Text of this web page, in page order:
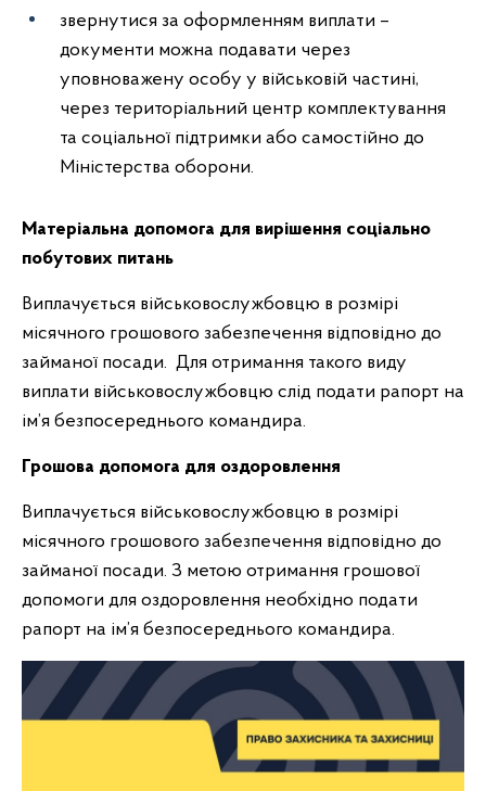
звернутися за оформленням виплати –
документи можна подавати через
уповноважену особу у військовій частині,
через територіальний центр комплектування
та соціальної підтримки або самостійно до
Міністерства оборони.
Матеріальна допомога для вирішення соціально
побутових питань
Виплачується військовослужбовцю в розмірі
місячного грошового забезпечення відповідно до
займаної посади. Для отримання такого виду
виплати військовослужбовцю слід подати рапорт на
ім’я безпосереднього командира.
Грошова допомога для оздоровлення
Виплачується військовослужбовцю в розмірі
місячного грошового забезпечення відповідно до
займаної посади. З метою отримання грошової
допомоги для оздоровлення необхідно подати
рапорт на ім’я безпосереднього командира.